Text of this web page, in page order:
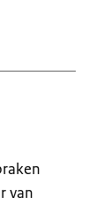
van